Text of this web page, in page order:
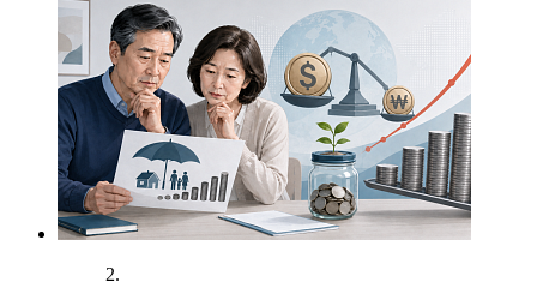
2.